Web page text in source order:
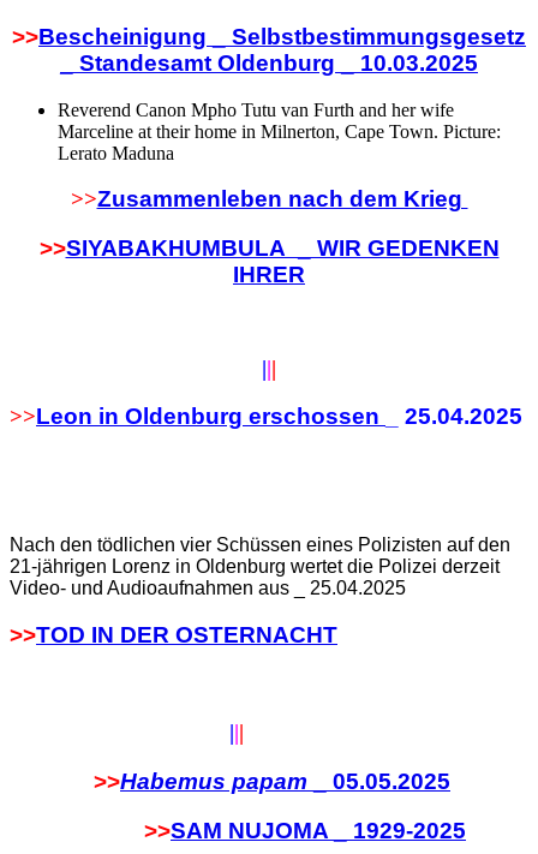
>>Bescheinigung _ Selbstbestimmungsgesetz
_ Standesamt Oldenburg _ 10.03.2025
Reverend Canon Mpho Tutu van Furth and her wife
Marceline at their home in Milnerton, Cape Town. Picture:
Lerato Maduna
>>Zusammenleben nach dem Krieg
>>SIYABAKHUMBULA _ WIR GEDENKEN
IHRER
|||
>>Leon in Oldenburg erschossen _ 25.04.2025
Nach den tödlichen vier Schüssen eines Polizisten auf den
21-jährigen Lorenz in Oldenburg wertet die Polizei derzeit
Video- und Audioaufnahmen aus _ 25.04.2025
>>TOD IN DER OSTERNACHT
|||
>>Habemus papam _ 05.05.2025
>>SAM NUJOMA _ 1929-2025